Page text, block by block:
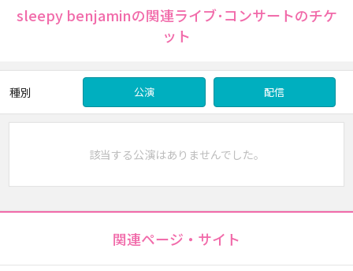
sleepy benjaminの関連ライブ･コンサートのチケ
ット
種別 公演 配信
該当する公演はありませんでした。
関連ページ・サイト